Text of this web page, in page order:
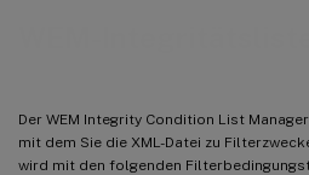
Der WEM Integrity Condition List
mit dem Sie die XML-Datei zu
wird mit den folgenden